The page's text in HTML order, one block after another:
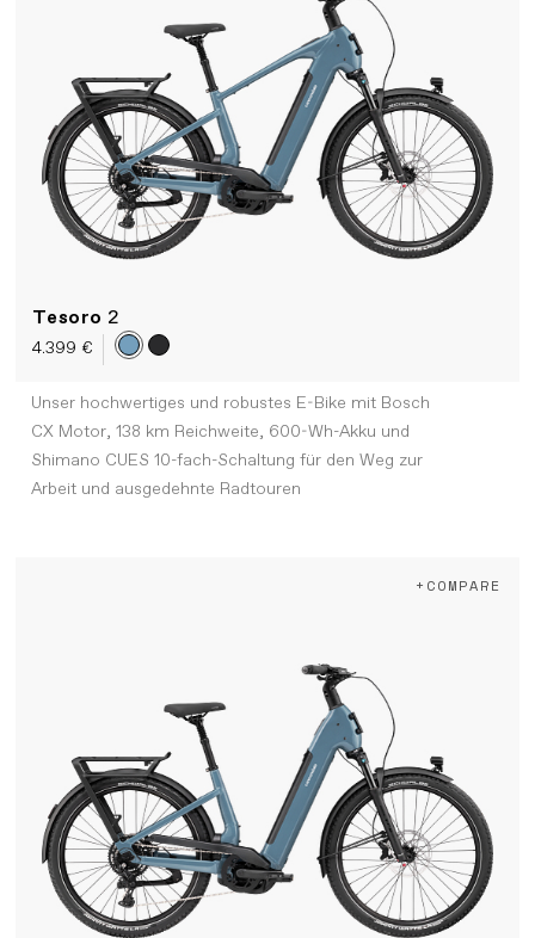
Tesoro 2
4.399 €
Unser hochwertiges und robustes E-Bike mit Bosch
CX Motor, 138 km Reichweite, 600-Wh-Akku und
Shimano CUES 10-fach-Schaltung für den Weg zur
Arbeit und ausgedehnte Radtouren
+COMPARE